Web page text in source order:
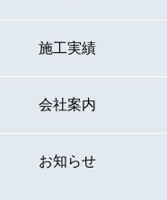
施工実績
会社案内
お知らせ